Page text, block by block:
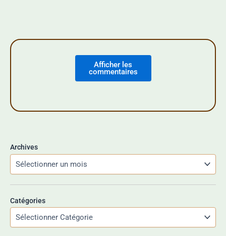
Afficher les
commentaires
Archives
Catégories